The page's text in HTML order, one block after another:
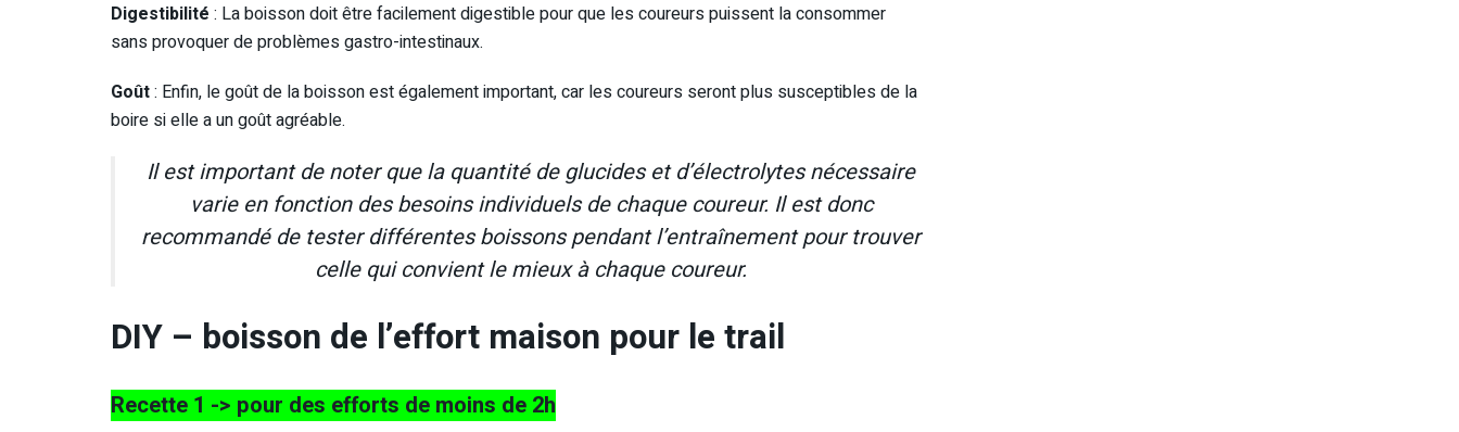
Digestibilité : La boisson doit être facilement digestible pour que les coureurs puissent la consommer
sans provoquer de problèmes gastro-intestinaux.
Goût: Enfin, le goût de la boisson est également important, car les coureurs seront plus susceptibles de la
boire si elle a un goût agréable.
Il est important de noter que la quantité de glucides et d’électrolytes nécessaire
varie en fonction des besoins individuels de chaque coureur. Il est donc
recommandé de tester différentes boissons pendant l’entraînement pour trouver
celle qui convient le mieux à chaque coureur.
DIY – boisson de l’effort maison pour le trail
Recette 1 -> pour des efforts de moins de 2h